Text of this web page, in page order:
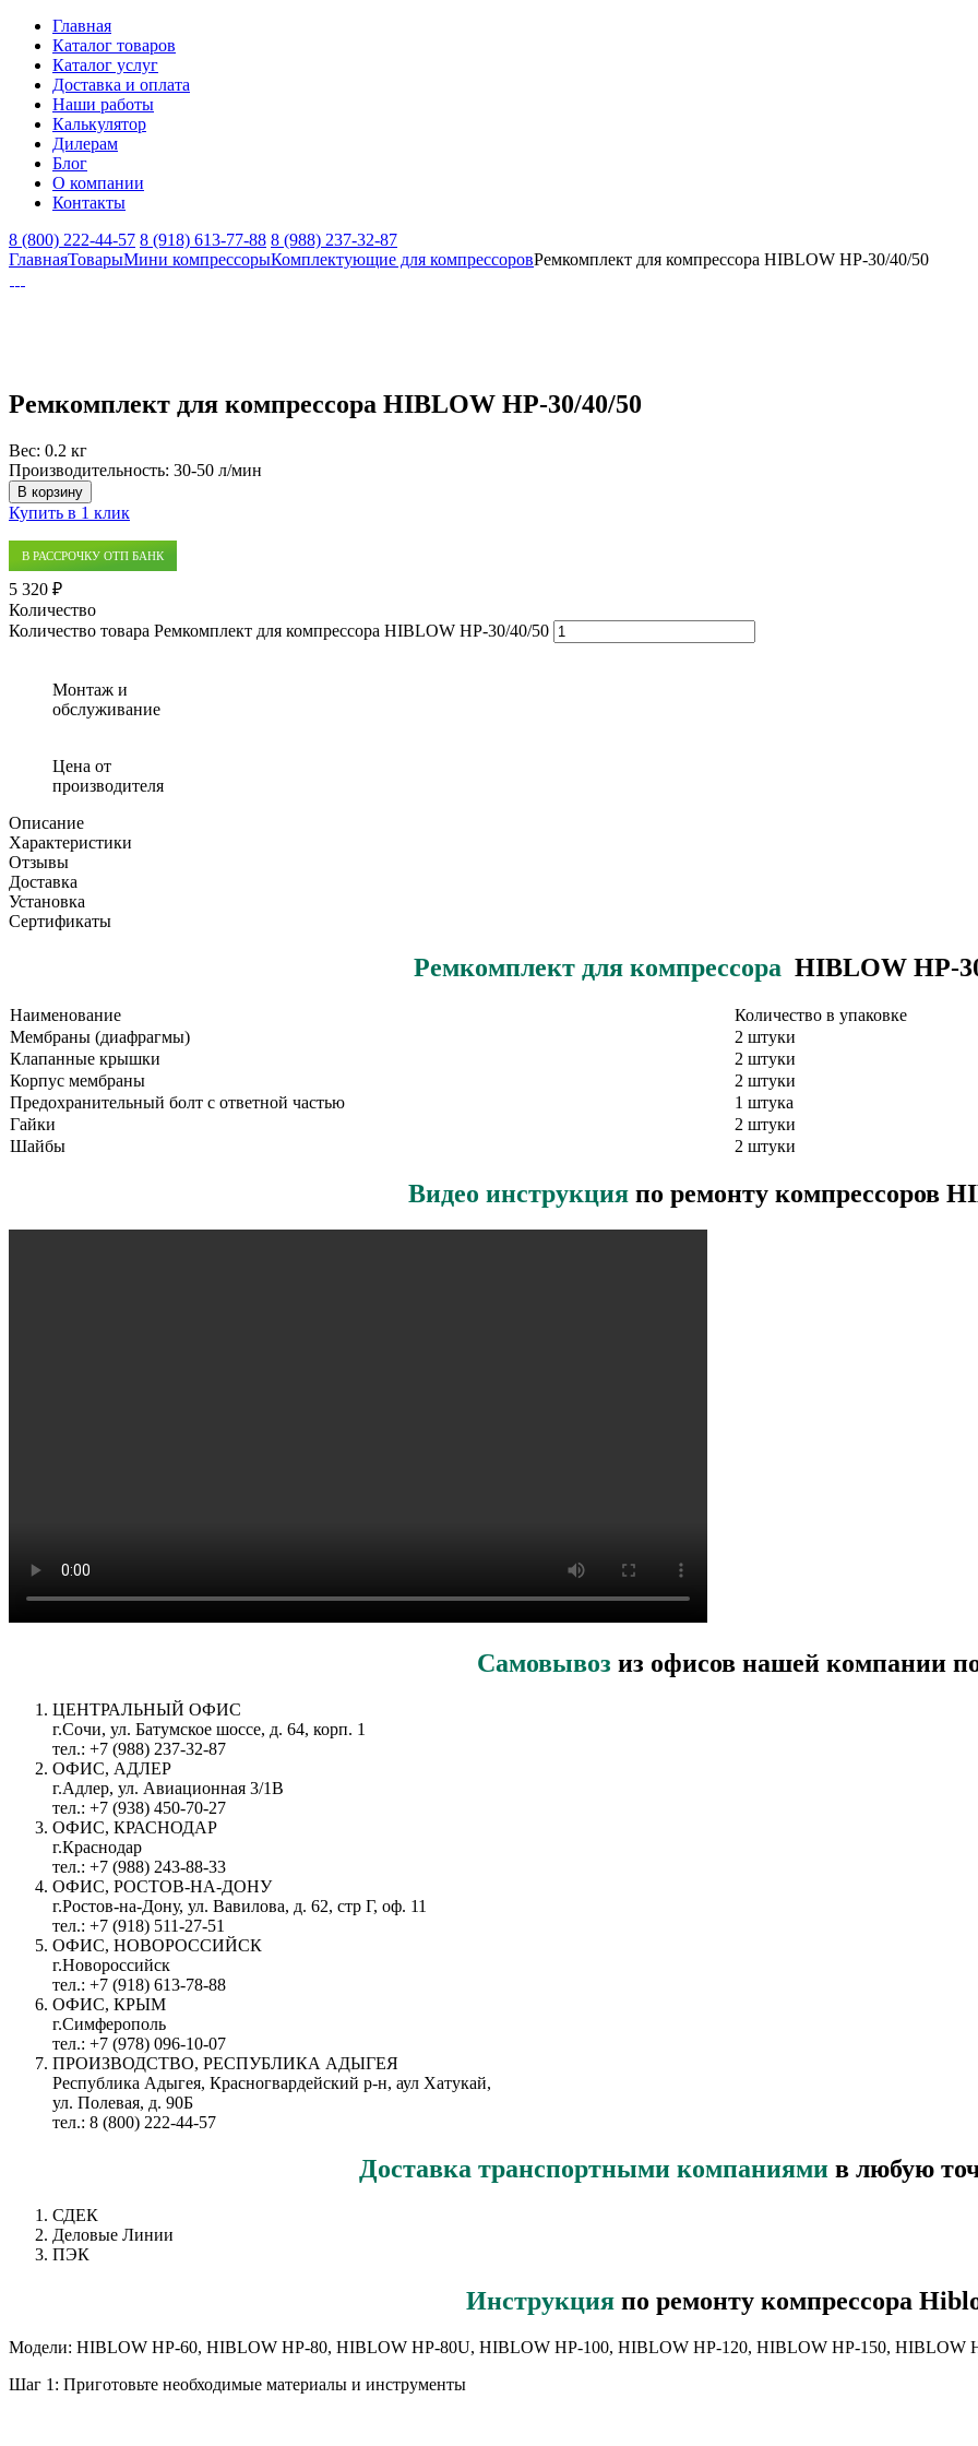
Главная
Каталог товаров
Каталог услуг
Доставка и оплата
Наши работы
Калькулятор
Дилерам
Блог
О компании
Контакты
8 (800) 222-44-57 8 (918) 613-77-88 8 (988) 237-32-87
ГлавнаяТоварыМини компрессорыКомплектующие для компрессоровРемкомплект для компрессора HIBLOW HP-30/40/50
Ремкомплект для компрессора HIBLOW HP-30/40/50
Вес: 0.2 кг
Производительность: 30-50 л/мин
В корзину
Купить в 1 клик
В РАССРОЧКУ ОТП БАНК
5 320 ₽
Количество
Количество товара Ремкомплект для компрессора HIBLOW HP-30/40/50
Монтаж и
обслуживание
Цена от
производителя
Описание
Характеристики
Отзывы
Доставка
Установка
Сертификаты
Ремкомплект для компрессора HIBLOW HP-
Наименование
Количество в упаковке
Мембраны (диафрагмы)
2 штуки
Клапанные крышки
2 штуки
Корпус мембраны
2 штуки
Предохранительный болт с ответной частью
1 штука
Гайки
2 штуки
Шайбы
2 штуки
Видео инструкция по ремонту компрессоров
Самовывоз из офисов нашей компании
ЦЕНТРАЛЬНЫЙ ОФИС
г.Сочи, ул. Батумское шоссе, д. 64, корп. 1
тел.: +7 (988) 237-32-87
ОФИС, АДЛЕР
г.Адлер, ул. Авиационная 3/1В
тел.: +7 (938) 450-70-27
ОФИС, КРАСНОДАР
г.Краснодар
тел.: +7 (988) 243-88-33
ОФИС, РОСТОВ-НА-ДОНУ
г.Ростов-на-Дону, ул. Вавилова, д. 62, стр Г, оф. 11
тел.: +7 (918) 511-27-51
ОФИС, НОВОРОССИЙСК
г.Новороссийск
тел.: +7 (918) 613-78-88
ОФИС, КРЫМ
г.Симферополь
тел.: +7 (978) 096-10-07
ПРОИЗВОДСТВО, РЕСПУБЛИКА АДЫГЕЯ
Республика Адыгея, Красногвардейский р-н, аул Хатукай,
ул. Полевая, д. 90Б
тел.: 8 (800) 222-44-57
Доставка транспортными компаниями в любую
СДЕК
Деловые Линии
ПЭК
Инструкция по ремонту компрессора
Модели: HIBLOW HP-60, HIBLOW HP-80, HIBLOW HP-80U, HIBLOW HP-100, HIBLOW HP-120, HIBLOW HP-150, HIBLOW
Шаг 1: Приготовьте необходимые материалы и инструменты